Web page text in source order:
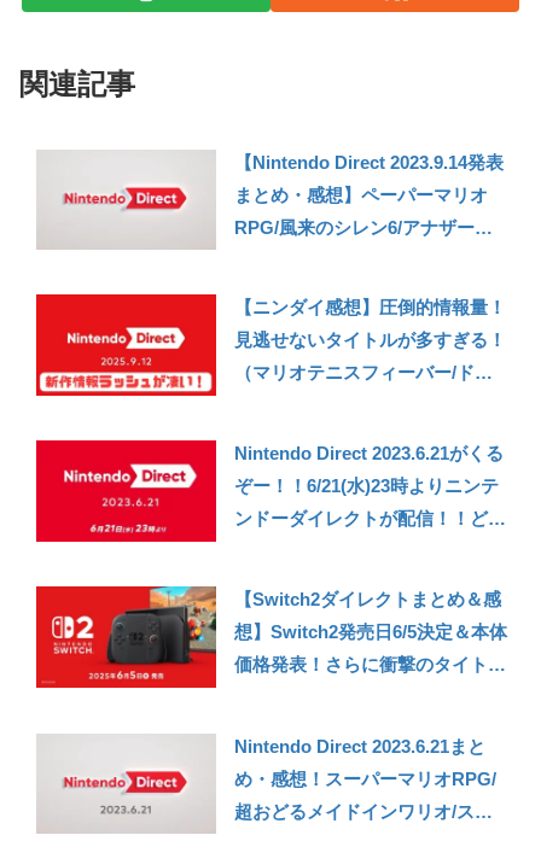
関連記事
【Nintendo Direct 2023.9.14発表
まとめ・感想】ペーパーマリオ
RPG/風来のシレン6/アナザーコ
【ニンダイ感想】圧倒的情報量！
見逃せないタイトルが多すぎる！
（マリオテニスフィーバー/ドラ
Nintendo Direct 2023.6.21がくる
ぞー！！6/21(水)23時よりニンテ
ンドーダイレクトが配信！！どん
【Switch2ダイレクトまとめ＆感
想】Switch2発売日6/5決定＆本体
価格発表！さらに衝撃のタイトル
Nintendo Switch 2 – 2025.4.2】
Nintendo Direct 2023.6.21まと
め・感想！スーパーマリオRPG/
超おどるメイドインワリオ/スー